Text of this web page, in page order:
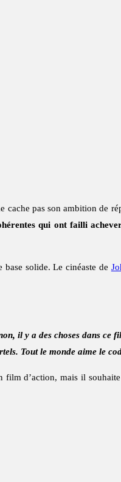
cache pas son ambition de
qui ont failli
solide. Le cinéaste de
il y a des choses dans ce
Tout le monde aime le
film d’action, mais il souhaite